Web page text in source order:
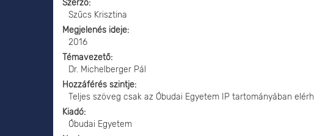
Szerző
Szűcs Krisztina
Megjelenés ideje
2016
Témavezető
Dr. Michelberger Pál
Hozzáférés szintje
Teljes szöveg csak az Óbudai Egyetem IP tartományában
Kiadó
Óbudai Egyetem